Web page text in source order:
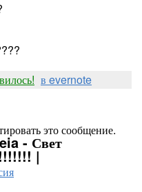
в evernote
это сообщение.
- Свет
|